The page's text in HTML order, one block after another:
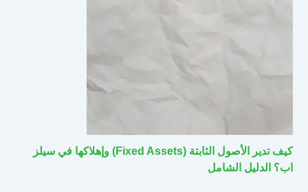
كيف تدير الأصول الثابتة (Fixed Assets) وإهلاكها في سيلز
اب؟ الدليل الشامل